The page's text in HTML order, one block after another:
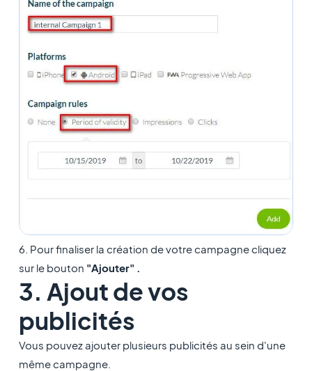
6. Pour finaliser la création de votre campagne cliquez
sur le bouton "Ajouter" .
3. Ajout de vos
publicités
Vous pouvez ajouter plusieurs publicités au sein d'une
même campagne.